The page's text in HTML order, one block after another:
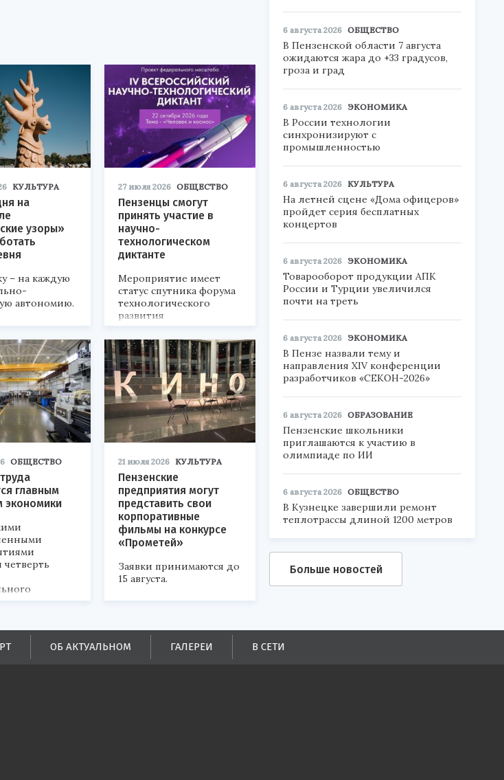
КУЛЬТУРА
на
узоры»
– на каждую
автономию.
27 июля 2026 ОБЩЕСТВО
Пензенцы смогут
принять участие в
научно-
технологическом
диктанте
Мероприятие имеет
статус спутника форума
технологического
развития
«Технопром-2026».
ОБЩЕСТВО
главным
экономики
четверть
и
в
уровней.
21 июля 2026 КУЛЬТУРА
Пензенские
предприятия могут
представить свои
корпоративные
фильмы на конкурсе
«Прометей»
Заявки принимаются до
15 августа.
6 августа 2026 ОБЩЕСТВО
В Пензенской области 7 августа
ожидаются жара до +33 градусов,
гроза и град
6 августа 2026 ЭКОНОМИКА
В России технологии
синхронизируют с
промышленностью
6 августа 2026 КУЛЬТУРА
На летней сцене «Дома офицеров»
пройдет серия бесплатных
концертов
6 августа 2026 ЭКОНОМИКА
Товарооборот продукции АПК
России и Турции увеличился
почти на треть
6 августа 2026 ЭКОНОМИКА
В Пензе назвали тему и
направления XIV конференции
разработчиков «СЕКОН-2026»
6 августа 2026 ОБРАЗОВАНИЕ
Пензенские школьники
приглашаются к участию в
олимпиаде по ИИ
6 августа 2026 ОБЩЕСТВО
В Кузнецке завершили ремонт
теплотрассы длиной 1200 метров
Больше новостей
ОБ АКТУАЛЬНОМ ГАЛЕРЕИ В СЕТИ